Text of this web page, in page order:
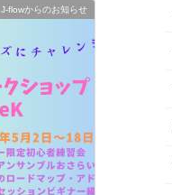
J-flowからのお知らせ